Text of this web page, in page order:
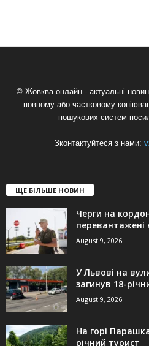
© Жовква онлайн - актуальні
повному або частковому
пошукових систем
Зконтактуйтеся з нами:
ЩЕ БІЛЬШЕ НОВИН
Черги на
перевантажені
August 9, 2026
У Львові на
загинув 18-
August 9, 2026
На горі
річний турист